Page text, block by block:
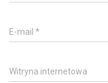
E-mail *
Witryna internetowa